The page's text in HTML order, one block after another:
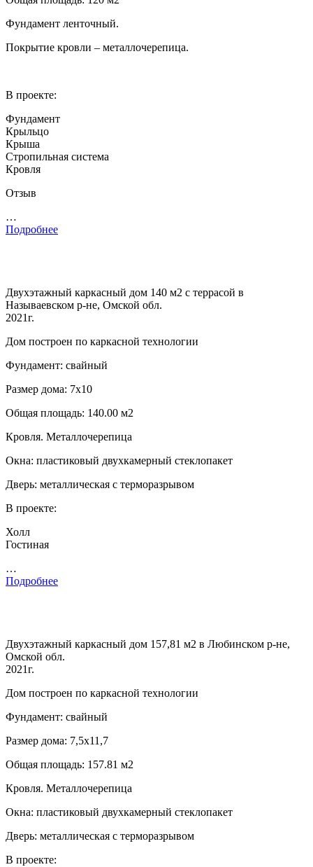
Фундамент ленточный.
Покрытие кровли – металлочерепица.
В проекте:
Фундамент
Крыльцо
Крыша
Стропильная система
Кровля
Отзыв
…
Подробнее
Двухэтажный каркасный дом 140 м2 с террасой в
Называевском р-не, Омской обл.
2021г.
Дом построен по каркасной технологии
Фундамент: свайный
Размер дома: 7х10
Общая площадь: 140.00 м2
Кровля. Металлочерепица
Окна: пластиковый двухкамерный стеклопакет
Дверь: металлическая с терморазрывом
В проекте:
Холл
Гостиная
…
Подробнее
Двухэтажный каркасный дом 157,81 м2 в Любинском р-не,
Омской обл.
2021г.
Дом построен по каркасной технологии
Фундамент: свайный
Размер дома: 7,5х11,7
Общая площадь: 157.81 м2
Кровля. Металлочерепица
Окна: пластиковый двухкамерный стеклопакет
Дверь: металлическая с терморазрывом
В проекте: